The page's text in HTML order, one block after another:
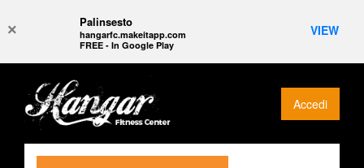
× Palinsesto
hangarfc.makeitapp.com
FREE - In Google Play
VIEW
Accedi